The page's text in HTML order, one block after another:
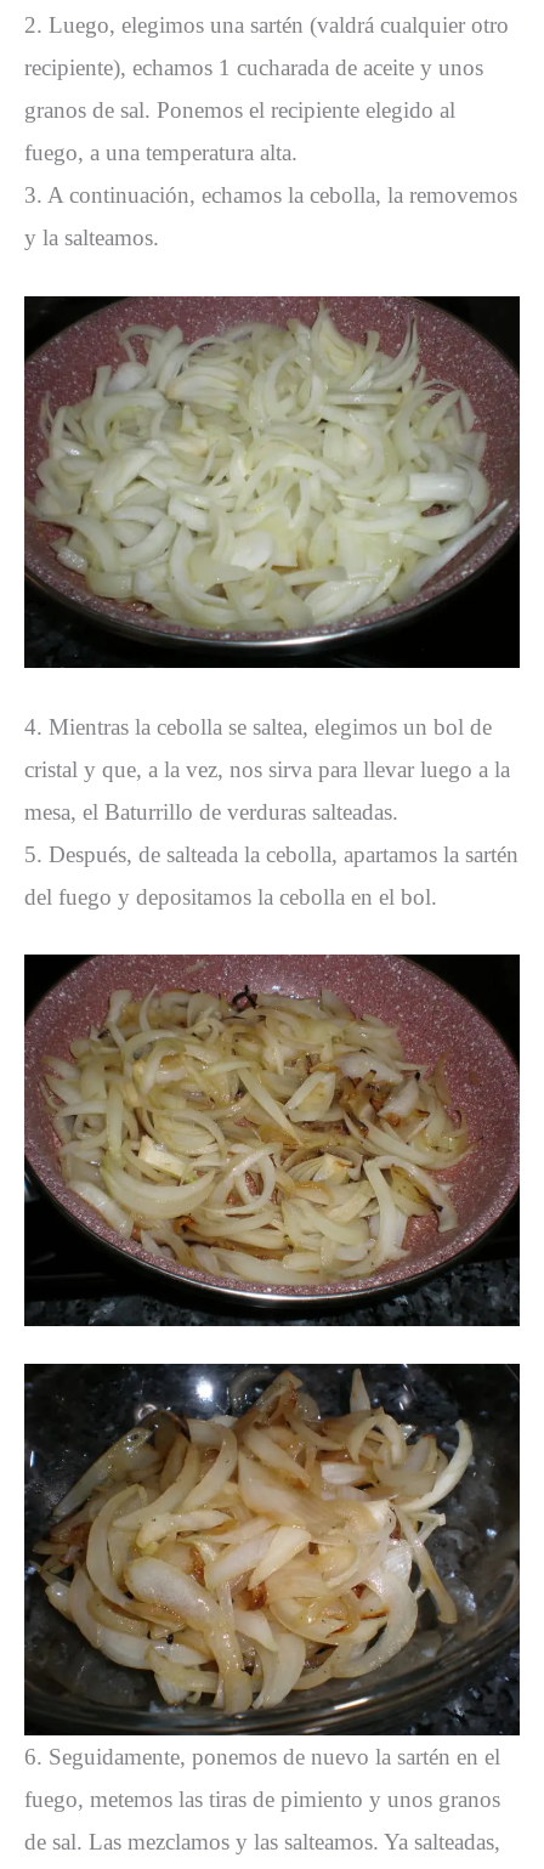
2. Luego, elegimos una sartén (valdrá cualquier otro
recipiente), echamos 1 cucharada de aceite y unos
granos de sal. Ponemos el recipiente elegido al
fuego, a una temperatura alta.
3. A continuación, echamos la cebolla, la removemos
y la salteamos.
4. Mientras la cebolla se saltea, elegimos un bol de
cristal y que, a la vez, nos sirva para llevar luego a la
mesa, el Baturrillo de verduras salteadas.
5. Después, de salteada la cebolla, apartamos la sartén
del fuego y depositamos la cebolla en el bol.
6. Seguidamente, ponemos de nuevo la sartén en el
fuego, metemos las tiras de pimiento y unos granos
de sal. Las mezclamos y las salteamos. Ya salteadas,